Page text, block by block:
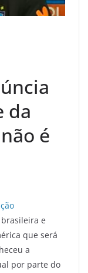
da
é
e
que será
a
por parte do